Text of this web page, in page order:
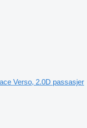
Verso, 2.0D passasjer